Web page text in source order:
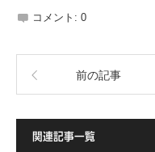
コメント: 0
前の記事
関連記事一覧